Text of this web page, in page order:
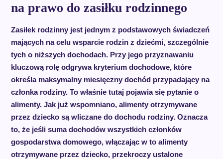
na prawo do zasiłku rodzinnego
Zasiłek rodzinny jest jednym z podstawowych świadczeń
mających na celu wsparcie rodzin z dziećmi, szczególnie
tych o niższych dochodach. Przy jego przyznawaniu
kluczową rolę odgrywa kryterium dochodowe, które
określa maksymalny miesięczny dochód przypadający na
członka rodziny. To właśnie tutaj pojawia się pytanie o
alimenty. Jak już wspomniano, alimenty otrzymywane
przez dziecko są wliczane do dochodu rodziny. Oznacza
to, że jeśli suma dochodów wszystkich członków
gospodarstwa domowego, włączając w to alimenty
otrzymywane przez dziecko, przekroczy ustalone